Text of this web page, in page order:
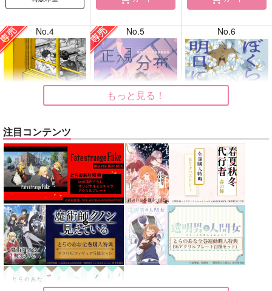
No.4
告白
ガヤ
専売 1,415円（税込）
ひゃくえむ。
小宮×トガシ
サンプル
カート
No.5
正規分布の外側
九十九
専売 630円（税込）
鬼滅の刃
不死川実弥×不死川玄弥
サンプル
No.6
ぼくらはシスタス、明
日には死ぬ花
kobashiri
1,760円 （税込）
メダリスト
夜鷹純×明浦路司
サンプル
もっと見る！
注目コンテンツ